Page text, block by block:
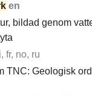
en
bildad genom
fr, no, ru
TNC: Geologisk